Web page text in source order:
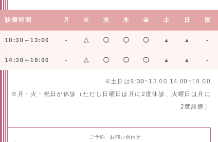
診療時間 月 火 水 木 金 土 日 祝
10:30～13:00 - △ ◯ ◯ ◯ ▲ ▲ -
14:30～19:00 - △ ◯ ◯ ◯ ▲ ▲ -
※土日は9:30~13:00 14:00~18:00
※月・火・祝日が休診（ただし日曜日は月に2度休診、火曜日は月に
2度診療）
ご予約・お問い合わせ